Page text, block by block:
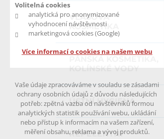
VLASOVÁ
KOSMETIKA
KOLÍNSKÉ VODY
ÚSTNÍ HYGIENA
REPELENTNÍ
Volitelná cookies
analytická pro anonymizované
vyhodnocení návštěvnosti
marketingová cookies (Google)
Více informací o cookies na našem webu
Vaše údaje zpracováváme v souladu se zásadami
ochrany osobních údajů z důvodu následujících
potřeb: zpětná vazba od návštěvníků formou
analytických statistik používání webu, ukládání
nebo přístup k informacím na vašem zařízení,
měření obsahu, reklama a vývoj produktů.